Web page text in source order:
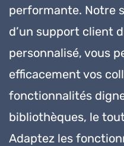
performante. Notre
d’un support client
personnalisé, vous
efficacement vos
fonctionnalités
bibliothèques, le
Adaptez les